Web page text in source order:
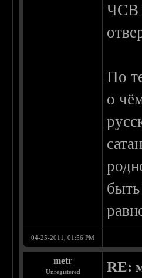
ЧСВ
По
о
04-25-2011, 01:56 PM
metr
Unregistered RE: